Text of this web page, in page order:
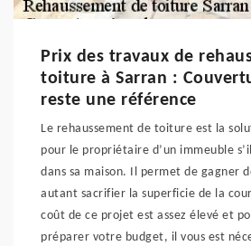
Prix des travaux de
toiture à Sarran :
reste une référence
Le rehaussement de toiture est la
pour le propriétaire d’un immeuble
dans sa maison. Il permet de gagner
autant sacrifier la superficie de la
coût de ce projet est assez élevé et
préparer votre budget, il vous est